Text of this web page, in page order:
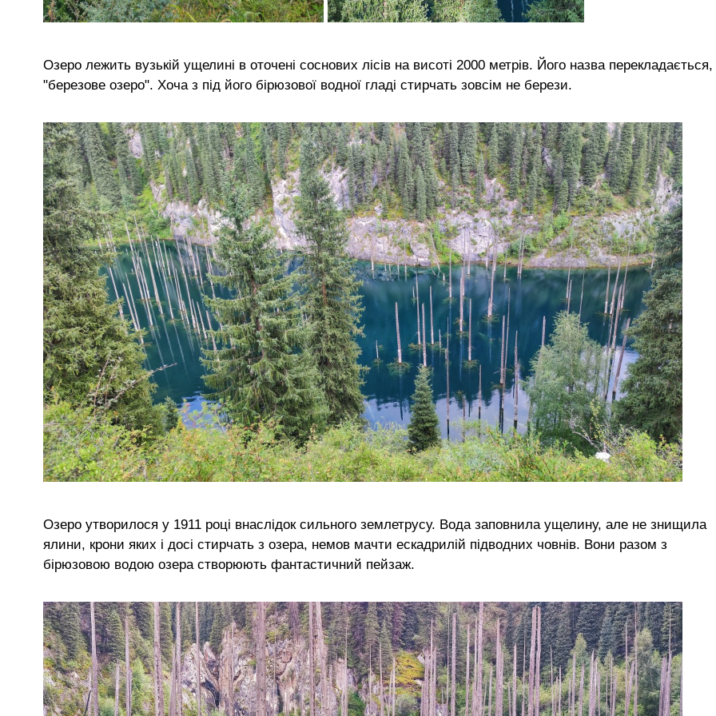
Озеро лежить вузькій ущелині в оточені соснових лісів на висоті 2000 метрів. Його назва перекладається,
"березове озеро". Хоча з під його бірюзової водної гладі стирчать зовсім не берези.
Озеро утворилося у 1911 році внаслідок сильного землетрусу. Вода заповнила ущелину, але не знищила
ялини, крони яких і досі стирчать з озера, немов мачти ескадрилій підводних човнів. Вони разом з
бірюзовою водою озера створюють фантастичний пейзаж.